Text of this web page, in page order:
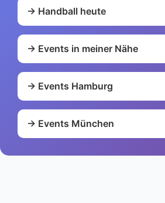
→ Handball heute
→ Events in meiner Nähe
→ Events Hamburg
→ Events München